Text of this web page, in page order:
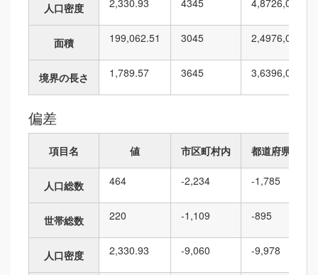
人口密度 2,330.93 4345 4,8726,010
面積 199,062.51 3045 2,4976,010
境界の長さ 1,789.57 3645 3,6396,010
偏差
項目名 値 市区町村内 都道府県内
人口総数 464 -2,234 -1,785
世帯総数 220 -1,109 -895
人口密度 2,330.93 -9,060 -9,978